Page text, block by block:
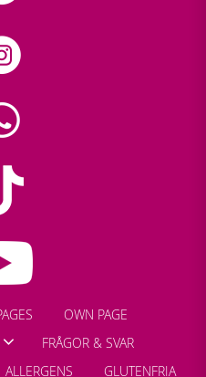
OWN PAGE
FRÅGOR & SVAR
ALLERGENS
GLUTENFRIA